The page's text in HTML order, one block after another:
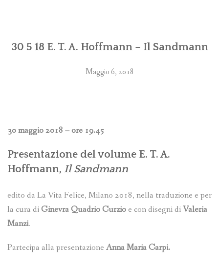
30 5 18 E. T. A. Hoffmann – Il Sandmann
Maggio 6, 2018
30 maggio 2018 – ore 19.45
Presentazione del volume E. T. A.
Hoffmann, Il Sandmann
edito da La Vita Felice, Milano 2018, nella traduzione e per
la cura diGinevra Quadrio Curzioe con disegni diValeria
Manzi.
Partecipa alla presentazione Anna Maria Carpi.